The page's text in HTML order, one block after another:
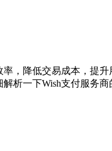
，降低交易成本，提
析一下Wish支付服务商